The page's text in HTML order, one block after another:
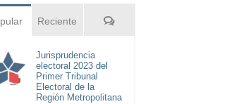
Reciente Comentarios
Jurisprudencia
electoral 2023 del
Primer Tribunal
Electoral de la
Región Metropolitana